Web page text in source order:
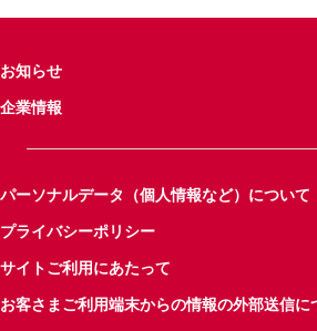
お知らせ
企業情報
パーソナルデータ（個人情報など）について
プライバシーポリシー
サイトご利用にあたって
お客さまご利用端末からの情報の外部送信に